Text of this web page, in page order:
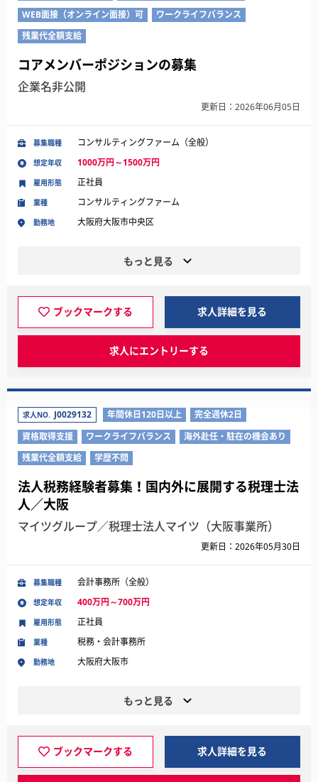
WEB面接（オンライン面接）可
ワークライフバランス
残業代全額支給
コアメンバーポジションの募集
企業名非公開
更新日：2026年06月05日
募集職種 コンサルティングファーム（全般）
想定年収 1000万円～1500万円
業種 コンサルティングファーム
勤務地 大阪府大阪市中央区
雇用形態 正社員
もっと見る
ブックマークする 求人詳細を見る
求人にエントリーする
求人NO. J0029132 年間休日120日以上
完全週休2日
資格取得支援
ワークライフバランス
海外赴任・駐在の機会あり
残業代全額支給
学歴不問
法人税務経験者募集！国内外に展開する税理士法
人／大阪
マイツグループ／税理士法人マイツ（大阪事業所）
更新日：2026年05月30日
募集職種 会計事務所（全般）
想定年収 400万円～700万円
業種 税務・会計事務所
勤務地 大阪府大阪市
雇用形態 正社員
もっと見る
ブックマークする 求人詳細を見る